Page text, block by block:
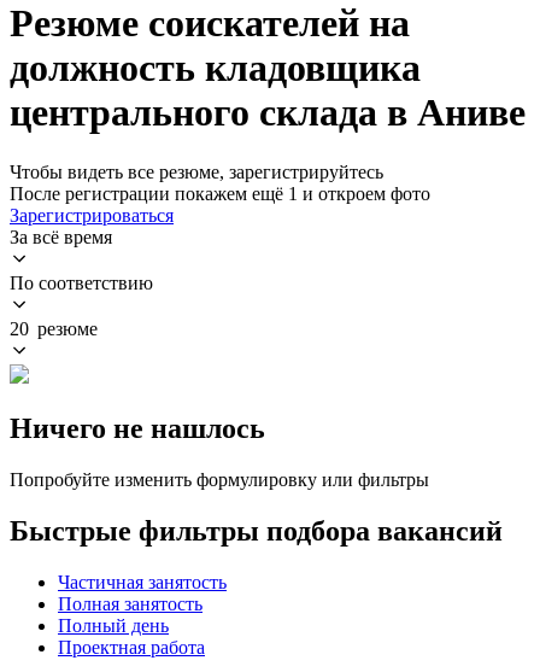
Резюме соискателей на
должность кладовщика
центрального склада в Аниве
Чтобы видеть все резюме, зарегистрируйтесь
После регистрации покажем ещё 1 и откроем фото
Зарегистрироваться
За всё время
По соответствию
20 резюме
Ничего не нашлось
Попробуйте изменить формулировку или фильтры
Быстрые фильтры подбора вакансий
Частичная занятость
Полная занятость
Полный день
Проектная работа